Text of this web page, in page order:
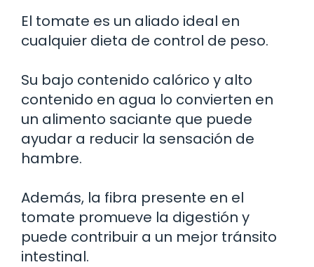
El tomate es un aliado ideal en
cualquier dieta de control de peso.
Su bajo contenido calórico y alto
contenido en agua lo convierten en
un alimento saciante que puede
ayudar a reducir la sensación de
hambre.
Además, la fibra presente en el
tomate promueve la digestión y
puede contribuir a un mejor tránsito
intestinal.